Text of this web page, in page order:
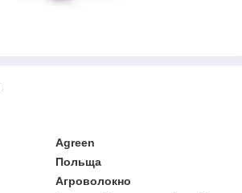
Agreen
Польща
Агроволокно